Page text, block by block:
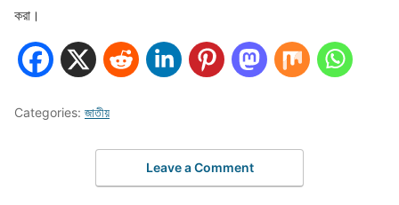
করা।
Categories: জাতীয়
Leave a Comment